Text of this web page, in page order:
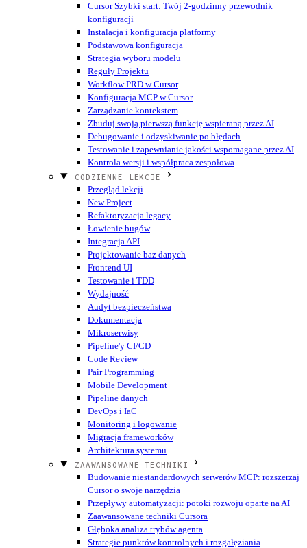
Cursor Szybki start: Twój 2-godzinny przewodnik
konfiguracji
Instalacja i konfiguracja platformy
Podstawowa konfiguracja
Strategia wyboru modelu
Reguły Projektu
Workflow PRD w Cursor
Konfiguracja MCP w Cursor
Zarządzanie kontekstem
Zbuduj swoją pierwszą funkcję wspieraną przez AI
Debugowanie i odzyskiwanie po błędach
Testowanie i zapewnianie jakości wspomagane przez AI
Kontrola wersji i współpraca zespołowa
CODZIENNE LEKCJE
Przegląd lekcji
New Project
Refaktoryzacja legacy
Łowienie bugów
Integracja API
Projektowanie baz danych
Frontend UI
Testowanie i TDD
Wydajność
Audyt bezpieczeństwa
Dokumentacja
Mikroserwisy
Pipeline'y CI/CD
Code Review
Pair Programming
Mobile Development
Pipeline danych
DevOps i IaC
Monitoring i logowanie
Migracja frameworków
Architektura systemu
ZAAWANSOWANE TECHNIKI
Budowanie niestandardowych serwerów MCP: rozszerzaj
Cursor o swoje narzędzia
Przepływy automatyzacji: potoki rozwoju oparte na AI
Zaawansowane techniki Cursora
Głęboka analiza trybów agenta
Strategie punktów kontrolnych i rozgałęziania